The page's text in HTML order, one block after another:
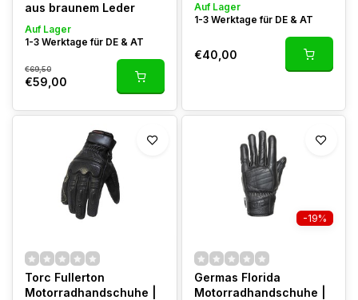
aus braunem Leder
Auf Lager
1-3 Werktage für DE & AT
€69,50
€59,00
Auf Lager
1-3 Werktage für DE & AT
€40,00
Torc Fullerton
Motorradhandschuhe |
-19%
Germas Florida
Motorradhandschuhe |